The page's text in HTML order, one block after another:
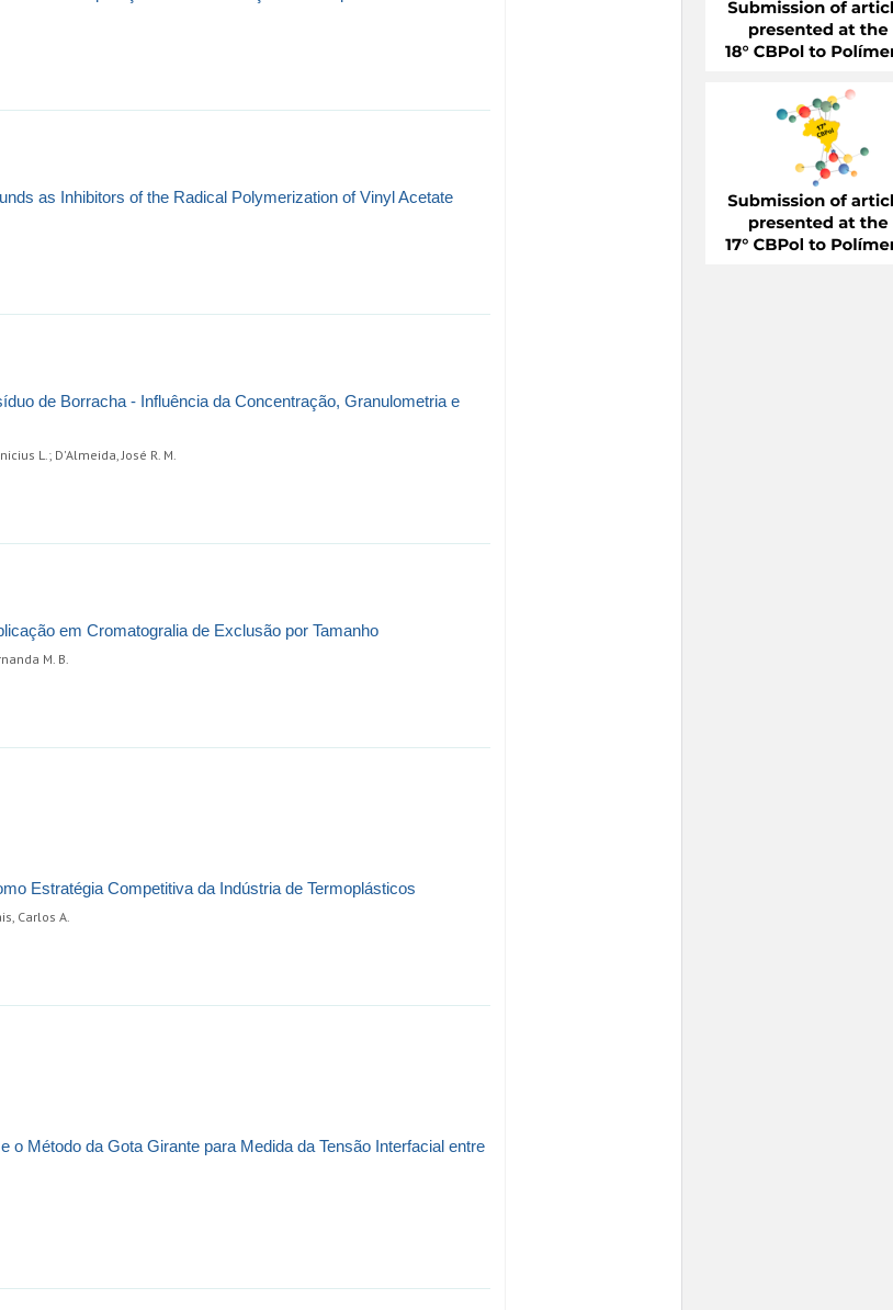
as Inhibitors of the Radical Polymerization of Vinyl Acetate
de Borracha - Influência da Concentração, Granulometria e
L.; D'Almeida, José R. M.
em Cromatogralia de Exclusão por Tamanho
M. B.
Estratégia Competitiva da Indústria de Termoplásticos
Carlos A.
o Método da Gota Girante para Medida da Tensão Interfacial entre